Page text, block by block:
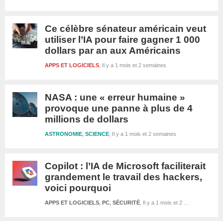
Ce célèbre sénateur américain veut
utiliser l’IA pour faire gagner 1 000
dollars par an aux Américains
Il y a 1 mois et 2 semaines
APPS ET LOGICIELS
NASA : une « erreur humaine »
provoque une panne à plus de 4
millions de dollars
Il y a 1 mois et 2 semaines
ASTRONOMIE, SCIENCE
Copilot : l’IA de Microsoft faciliterait
grandement le travail des hackers,
voici pourquoi
Il y a 1 mois et 2 semaines
APPS ET LOGICIELS, PC, SÉCURITÉ